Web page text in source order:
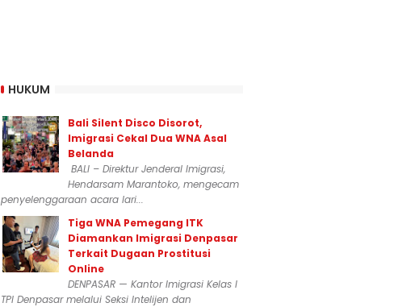
HUKUM
Bali Silent Disco Disorot,
Imigrasi Cekal Dua WNA Asal
Belanda
BALI – Direktur Jenderal Imigrasi,
Hendarsam Marantoko, mengecam
penyelenggaraan acara lari...
Tiga WNA Pemegang ITK
Diamankan Imigrasi Denpasar
Terkait Dugaan Prostitusi
Online
DENPASAR — Kantor Imigrasi Kelas I
TPI Denpasar melalui Seksi Intelijen dan